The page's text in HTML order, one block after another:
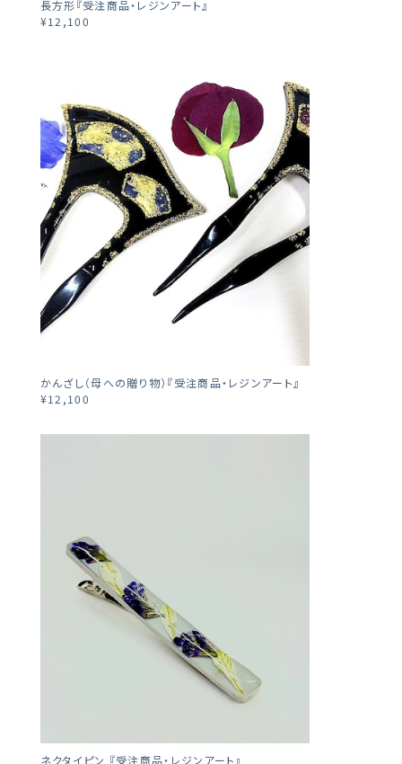
長方形『受注商品・レジンアート』
¥12,100
かんざし（母への贈り物）『受注商品・レジンアート』
¥12,100
ネクタイピン 『受注商品・レジンアート』